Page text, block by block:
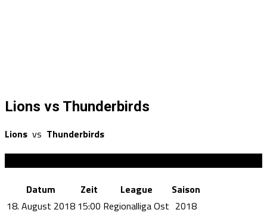
Lions vs Thunderbirds
Lions vs Thunderbirds
Datum Zeit League
Saison
18. August 2018 15:00 Regionalliga Ost 2018